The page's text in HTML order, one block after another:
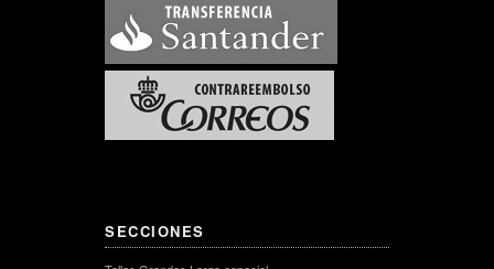
SECCIONES